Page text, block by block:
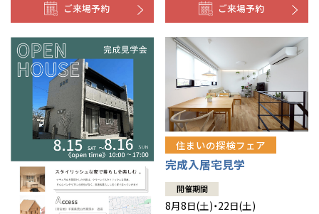
ご来場予約 ご来場予約
住まいの探検フェア
完成入居宅見学
開催期間
8月8日(土)・22日(土)